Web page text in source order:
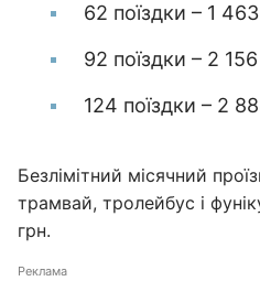
62 поїздки – 1
92 поїздки – 2
124 поїздки – 2
Безлімітний місячний
трамвай, тролейбус і
грн.
Реклама